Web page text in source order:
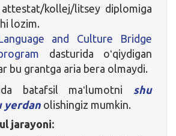
kollej/litsey diplomiga
lozim.
and Culture Bridge
dasturida oʻqiydigan
bu grantga aria bera olmaydi.
batafsil maʻlumotni shu
yerdan olishingiz mumkin.
jarayoni: